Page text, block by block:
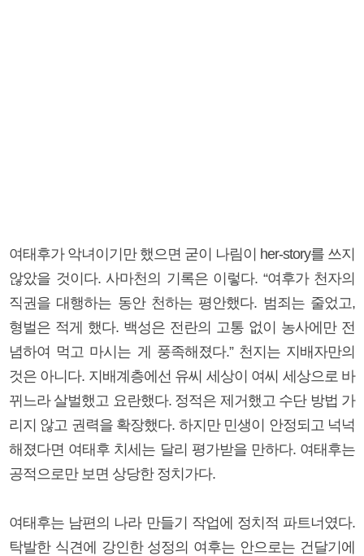
여태후가 악녀이기만 했으면 굳이 나림이 her-story를 쓰지
않았을 것이다. 사마천의 기록은 이렇다. “여후가 천자의
직권을 대행하는 동안 천하는 평안했다. 범죄는 줄었고,
형벌은 적게 했다. 백성은 전란의 고통 없이 농사에만 전
념하여 먹고 마시는 게 풍족해졌다.” 천지는 지배자만의
것은 아니다. 지배계층에선 유씨 세상이 여씨 세상으로 바
뀌느라 살벌했고 요란했다. 정적은 제거했고 수단 방법 가
리지 않고 권력을 확장했다. 하지만 민생이 안정되고 넉넉
해졌다면 여태후 치세는 달리 평가받을 만하다. 여태후는
공적으로만 보면 상당한 정치가다.
여태후는 남편의 나라 만들기 작업에 정치적 파트너였다.
탁발한 식견에 강인한 성정의 여후는 안으로는 건달기에